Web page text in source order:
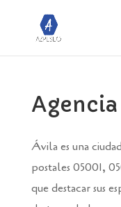
Agencia
Ávila es una
postales 05001,
que destacar sus